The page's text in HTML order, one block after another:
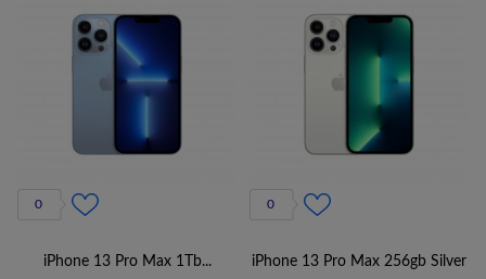
0
iPhone 13 Pro Max 1Tb...
0
iPhone 13 Pro Max 256gb Silver